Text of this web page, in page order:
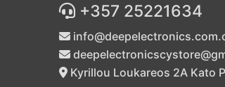
+357 25221634
Kyrillou Loukareos 2A Kato